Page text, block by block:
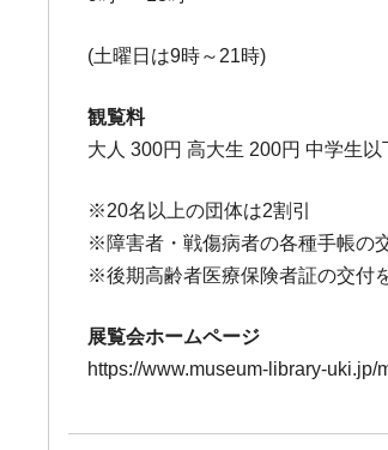
(土曜日は9時～21時)
観覧料
大人 300円 高大生 200円 中学生以
※20名以上の団体は2割引
※障害者・戦傷病者の各種手帳の
※後期高齢者医療保険者証の交付
展覧会ホームページ
https://www.museum-library-uki.jp/